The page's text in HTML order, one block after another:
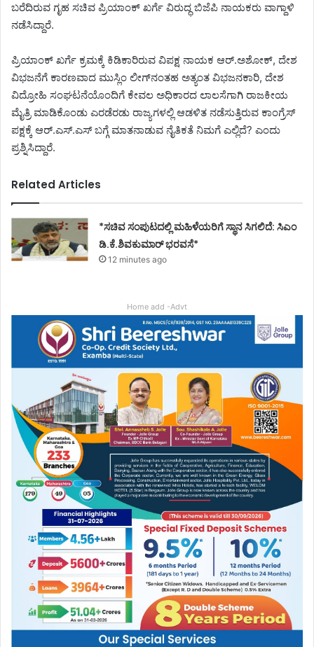
ಬರೆದಿರುವ ಗೃಹ ಸಚಿವ ಪ್ರಿಯಾಂಕ್ ಖರ್ಗೆ ವಿರುದ್ಧ ಬಿಜೆಪಿ ನಾಯಕರು ವಾಗ್ದಾಳಿ
ನಡೆಸಿದ್ದಾರೆ.
ಪ್ರಿಯಾಂಕ್ ಖರ್ಗೆ ಕ್ರಮಕ್ಕೆ ಕಿಡಿಕಾರಿರುವ ವಿಪಕ್ಷ ನಾಯಕ ಆರ್.ಅಶೋಕ್, ದೇಶ
ವಿಭಜನೆಗೆ ಕಾರಣವಾದ ಮುಸ್ಲಿಂ ಲೀಗ್‌ನಂತಹ ಅತ್ಯಂತ ವಿಭಜನಕಾರಿ, ದೇಶ
ವಿದ್ರೋಹಿ ಸಂಘಟನೆಯೊಂದಿಗೆ ಕೇವಲ ಅಧಿಕಾರದ ಲಾಲಸೆಗಾಗಿ ರಾಜಕೀಯ
ಮೈತ್ರಿ ಮಾಡಿಕೊಂಡು ಎರಡೆರಡು ರಾಜ್ಯಗಳಲ್ಲಿ ಆಡಳಿತ ನಡೆಸುತ್ತಿರುವ ಕಾಂಗ್ರೆಸ್
ಪಕ್ಷಕ್ಕೆ ಆರ್.ಎಸ್.ಎಸ್ ಬಗ್ಗೆ ಮಾತನಾಡುವ ನೈತಿಕತೆ ನಿಮಗೆ ಎಲ್ಲಿದೆ? ಎಂದು
ಪ್ರಶ್ನಿಸಿದ್ದಾರೆ.
Related Articles
*ಸಚಿವ ಸಂಪುಟದಲ್ಲಿ ಮಹಿಳೆಯರಿಗೆ ಸ್ಥಾನ ಸಿಗಲಿದೆ: ಸಿಎಂ
ಡಿ.ಕೆ.ಶಿವಕುಮಾರ್ ಭರವಸೆ*
12 minutes ago
Home add -Advt